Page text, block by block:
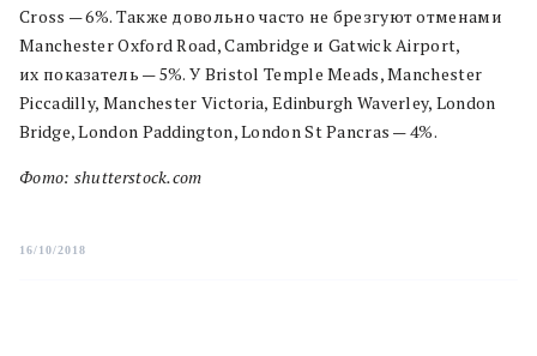
Cross — 6%. Также довольно часто не брезгуют отменами
Manchester Oxford Road, Cambridge и Gatwick Airport,
их показатель — 5%. У Bristol Temple Meads, Manchester
Piccadilly, Manchester Victoria, Edinburgh Waverley, London
Bridge, London Paddington, London St Pancras — 4%.
Фото: shutterstock.com
16/10/2018